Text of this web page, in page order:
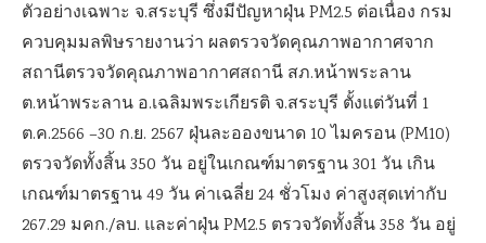
ตัวอย่างเฉพาะ จ.สระบุรี ซึ่งมีปัญหาฝุ่น PM2.5 ต่อเนื่อง กรม
ควบคุมมลพิษรายงานว่า ผลตรวจวัดคุณภาพอากาศจาก
สถานีตรวจวัดคุณภาพอากาศสถานี สภ.หน้าพระลาน
ต.หน้าพระลาน อ.เฉลิมพระเกียรติ จ.สระบุรี ตั้งแต่วันที่ 1
ต.ค.2566 –30 ก.ย. 2567 ฝุ่นละอองขนาด 10 ไมครอน (PM10)
ตรวจวัดทั้งสิ้น 350 วัน อยู่ในเกณฑ์มาตรฐาน 301 วัน เกิน
เกณฑ์มาตรฐาน 49 วัน ค่าเฉลี่ย 24 ชั่วโมง ค่าสูงสุดเท่ากับ
267.29 มคก./ลบ. และค่าฝุ่น PM2.5 ตรวจวัดทั้งสิ้น 358 วัน อยู่